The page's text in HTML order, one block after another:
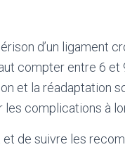
d’un ligament
compter entre 6
et la réadaptation
complications à
de suivre les